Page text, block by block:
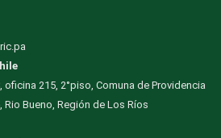
oficina 215, 2°piso, Comuna de Providencia
Rio Bueno, Región de Los Ríos